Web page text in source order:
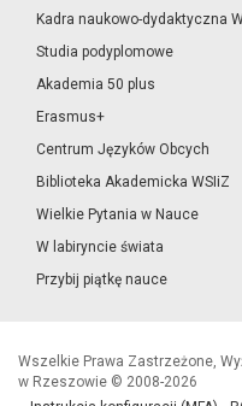
Kadra naukowo-dydaktyczna
Studia podyplomowe
Akademia 50 plus
Erasmus+
Centrum Języków Obcych
Biblioteka Akademicka WSIiZ
Wielkie Pytania w Nauce
W labiryncie świata
Przybij piątkę nauce
Wszelkie Prawa Zastrzeżone,
w Rzeszowie © 2008-2026